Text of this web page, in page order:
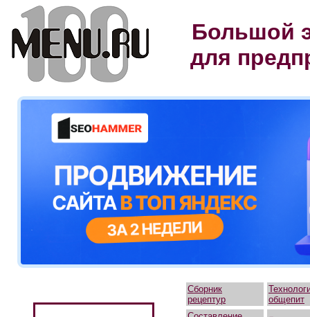
Большой
для
Сборник
рецептур
общепит